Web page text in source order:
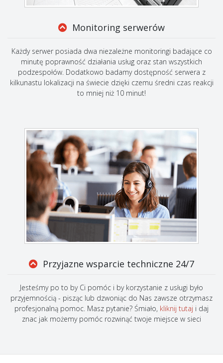
Monitoring serwerów
Każdy serwer posiada dwa niezależne monitoringi badające co
minutę poprawność działania usług oraz stan wszystkich
podzespołów. Dodatkowo badamy dostępność serwera z
kilkunastu lokalizacji na świecie dzięki czemu średni czas reakcji
to mniej niż 10 minut!
Przyjazne wsparcie techniczne 24/7
Jesteśmy po to by Ci pomóc i by korzystanie z usługi było
przyjemnością - pisząc lub dzwoniąc do Nas zawsze otrzymasz
profesjonalną pomoc. Masz pytanie? Śmiało, kliknij tutaj i daj
znac jak możemy pomóc rozwinąć twoje miejsce w sieci